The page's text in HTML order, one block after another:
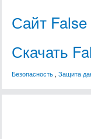
Сайт
Скачать
Безопасность , Защита